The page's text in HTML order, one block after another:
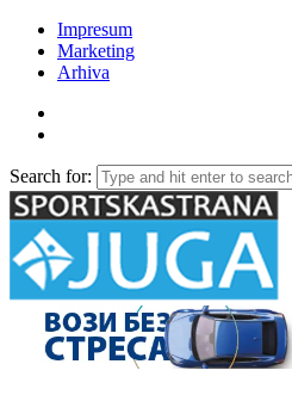
Impresum
Marketing
Arhiva
Search for: